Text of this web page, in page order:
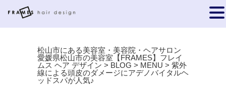
松山市にある美容室・美容院・ヘアサロン
愛媛県松山市の美容室【FRAMES】フレイ
ムス ヘア デザイン > BLOG > MENU > 紫外
線による頭皮のダメージにアデノバイタルヘ
ッドスパが人気♪